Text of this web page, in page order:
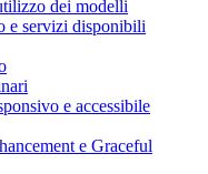
dei modelli
e servizi disponibili
e accessibile
e Graceful